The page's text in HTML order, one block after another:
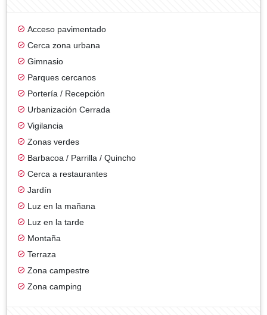
Acceso pavimentado
Cerca zona urbana
Gimnasio
Parques cercanos
Portería / Recepción
Urbanización Cerrada
Vigilancia
Zonas verdes
Barbacoa / Parrilla / Quincho
Cerca a restaurantes
Jardín
Luz en la mañana
Luz en la tarde
Montaña
Terraza
Zona campestre
Zona camping